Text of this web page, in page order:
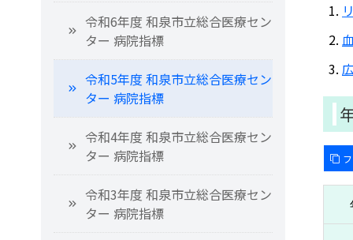
令和6年度 和泉市立総合医療セン
ター 病院指標
令和5年度 和泉市立総合医療セン
ター 病院指標
令和4年度 和泉市立総合医療セン
ター 病院指標
令和3年度 和泉市立総合医療セン
ター 病院指標